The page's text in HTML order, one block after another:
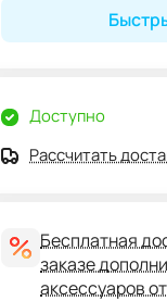
Доступно
Рассчитать
Бесплатная
заказе
аксессуаров